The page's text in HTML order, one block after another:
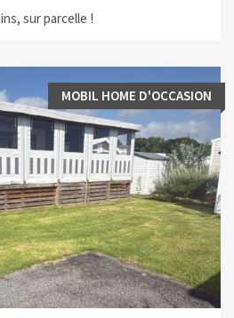
sur parcelle !
MOBIL HOME D'OCCASION